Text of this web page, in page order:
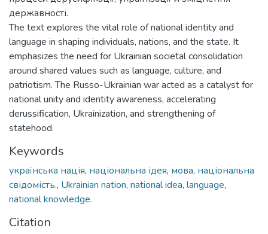
державності.
The text explores the vital role of national identity and
language in shaping individuals, nations, and the state. It
emphasizes the need for Ukrainian societal consolidation
around shared values such as language, culture, and
patriotism. The Russo-Ukrainian war acted as a catalyst for
national unity and identity awareness, accelerating
derussification, Ukrainization, and strengthening of
statehood.
Keywords
українська нація, національна ідея, мова, національна
свідомість., Ukrainian nation, national idea, language,
national knowledge.
Citation